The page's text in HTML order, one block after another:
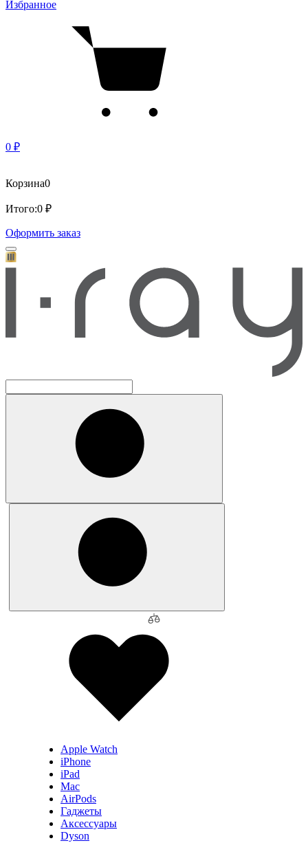
Избранное
0 ₽
Корзина0
Итого:0 ₽
Оформить заказ
Apple Watch
iPhone
iPad
Mac
AirPods
Гаджеты
Аксессуары
Dyson